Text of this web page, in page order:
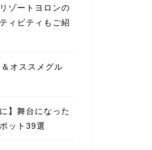
ゾートヨロンの
ィビティもご紹
オススメグル
】舞台になった
ット39選